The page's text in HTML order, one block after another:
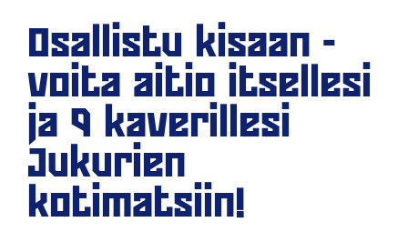
Osallistu kisaan -
voita aitio itsellesi
ja 9 kaverillesi
Jukurien
kotimatsiin!